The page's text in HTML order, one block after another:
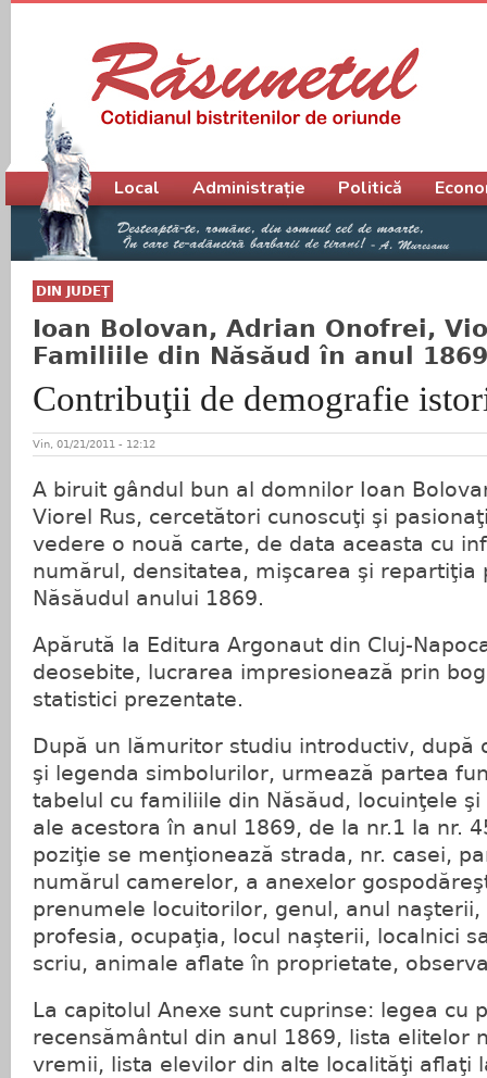
DIN JUDEŢ
Ioan Bolovan, Adrian Onofrei,
Familiile din Năsăud în anul 1869
Contribuţii de demografie
Vin, 01/21/2011 - 12:12
A biruit gândul bun al domnilor Ioan
Viorel Rus, cercetători cunoscuţi şi
vedere o nouă carte, de data aceasta cu
numărul, densitatea, mişcarea şi repartiţia
Năsăudul anului 1869.
Apărută la Editura Argonaut din Cluj-
deosebite, lucrarea impresionează prin
statistici prezentate.
După un lămuritor studiu introductiv, după
şi legenda simbolurilor, urmează partea
tabelul cu familiile din Năsăud, locuinţele
ale acestora în anul 1869, de la nr.1 la nr.
poziţie se menţionează strada, nr. casei,
numărul camerelor, a anexelor
prenumele locuitorilor, genul, anul
profesia, ocupaţia, locul naşterii, localnici
scriu, animale aflate în proprietate,
La capitolul Anexe sunt cuprinse: legea cu
recensământul din anul 1869, lista elitelor
vremii, lista elevilor din alte localităţi aflaţi
Meniu principal
Local Administrație Politică